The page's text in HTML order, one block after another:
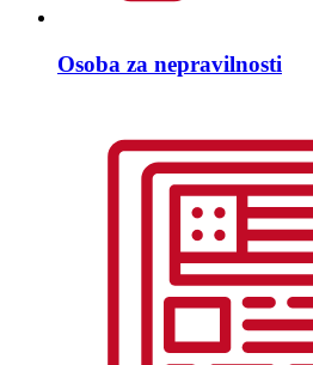
Osoba za nepravilnosti